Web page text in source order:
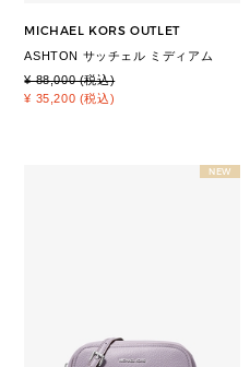
MICHAEL KORS OUTLET
ASHTON サッチェル ミディアム
¥ 88,000 (税込)
¥ 35,200 (税込)
NEW